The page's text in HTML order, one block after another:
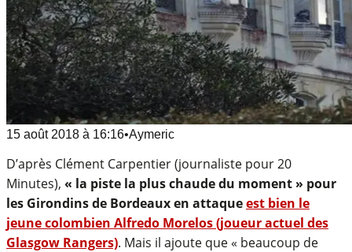
15 août 2018 à 16:16•Aymeric
D’après Clément Carpentier (journaliste pour 20
Minutes), « la piste la plus chaude du moment » pour
les Girondins de Bordeaux en attaqueest bien le
jeune colombien Alfredo Morelos (joueur actuel des
Glasgow Rangers). Mais il ajoute que « beaucoup de